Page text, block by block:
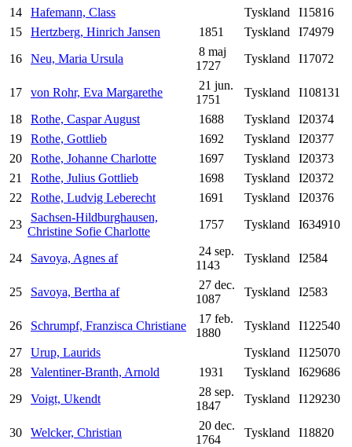
14
Hafemann, Class Tyskland
I15816
15
Hertzberg, Hinrich Jansen 1851 Tyskland
I74979
16
Neu, Maria Ursula
8 maj
1727
Tyskland I17072
17 von Rohr, Eva Margarethe
21 jun.
1751
Tyskland
I108131
18
Rothe, Caspar August 1688 Tyskland
I20374
19
Rothe, Gottlieb 1692 Tyskland
I20377
20
Rothe, Johanne Charlotte 1697 Tyskland
I20373
21
Rothe, Julius Gottlieb 1698 Tyskland
I20372
22
Rothe, Ludvig Leberecht 1691 Tyskland
I20376
23
Sachsen-Hildburghausen,
Christine Sofie Charlotte
1757 Tyskland I634910
24 Savoya, Agnes af
24 sep.
1143
Tyskland I2584
25 Savoya, Bertha af
27 dec.
1087
Tyskland I2583
26 Schrumpf, Franzisca Christiane
17 feb.
1880
Tyskland
I122540
27
Urup, Laurids Tyskland
I125070
28
Valentiner-Branth, Arnold 1931 Tyskland
I629686
29
Voigt, Ukendt
28 sep.
1847
Tyskland I129230
30 Welcker, Christian
20 dec.
1764
Tyskland I18820